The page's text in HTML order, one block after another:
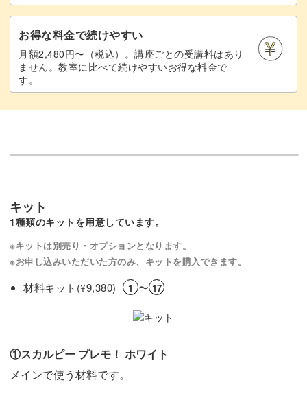
お得な料金で続けやすい
月額2,480円〜（税込）。講座ごとの受講料はあり
ません。教室に比べて続けやすいお得な料金で
す。
キット
1種類のキットを用意しています。
※キットは別売り・オプションとなります。
※お申し込みいただいた方のみ、キットを購入できます。
材料キット(¥9,380) 1 〜 17
①スカルピー プレモ！ ホワイト
メインで使う材料です。